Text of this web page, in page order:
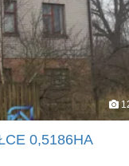
0,5186HA